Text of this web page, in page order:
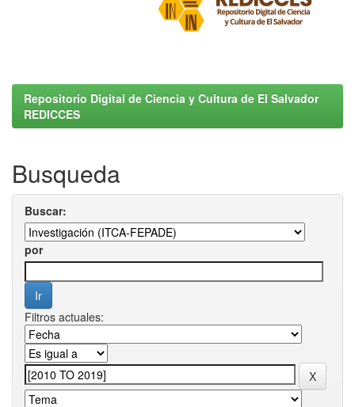
Repositorio Digital de Ciencia y Cultura de El Salvador
REDICCES
Busqueda
Buscar:
por
Filtros actuales: